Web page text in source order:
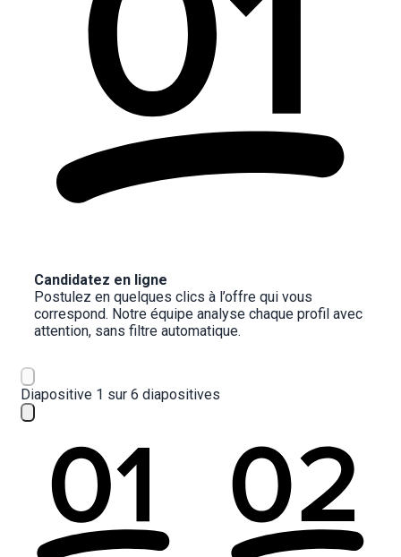
Candidatez en ligne
Postulez en quelques clics à l’offre qui vous
correspond. Notre équipe analyse chaque profil avec
attention, sans filtre automatique.
Diapositive 1 sur 6 diapositives